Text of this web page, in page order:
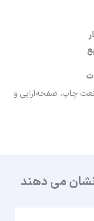
چاپ، صفحه‌آرایی و
نشان می دهند